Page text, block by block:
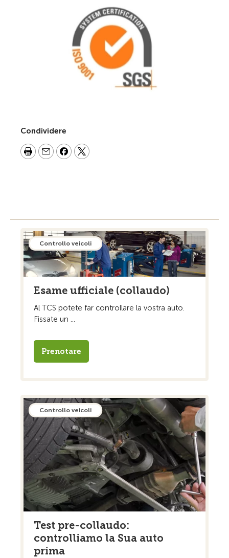
Condividere
Controllo veicoli
Esame ufficiale (collaudo)
Al TCS potete far controllare la vostra auto.
Fissate un ...
Prenotare
Controllo veicoli
Test pre-collaudo:
controlliamo la Sua auto
prima